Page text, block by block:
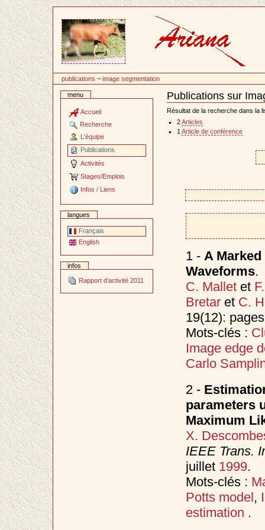
contenu
publications ~image segmentation
menu
Accueil
Recherche
L'équipe
Publications
Activités
Stages/Emplois
Infos / Liens
langues
Français
English
infos
Rapport d'activité 2011
Publications sur
Document
Actions
Résultat de la recherche dans la
2Articles
1 Article de conférence
1 - A
Waveforms.
C. Malletet
Bretaret C.
19(12):
Mots-clés :
Image edge
Carlo
2 -
parameters
Maximum
X.
IEEE Trans.
juillet 1999.
Mots-clés :
Potts model,
estimation .